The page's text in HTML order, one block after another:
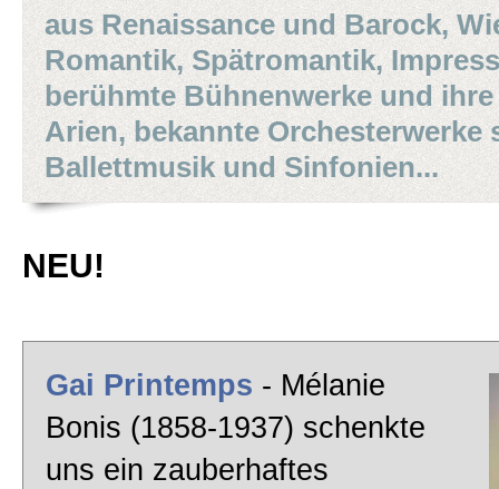
Glanz und Gloria
Klassik Pop
Evergreens
SCHAUFENSTER
AGB
Zur Kasse gehen
Mein Konto
aus Renaissance und Barock,
Romantik, Spätromantik,
berühmte Bühnenwerke und
Arien, bekannte Orchesterwerke
Ballettmusik und Sinfonien...
NEU!
Gai Printemps - Mélanie
Bonis (1858-1937) schenkte
uns ein zauberhaftes